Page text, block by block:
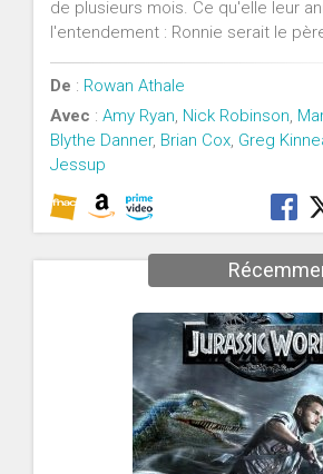
de plusieurs mois. Ce qu'elle leur
l'entendement : Ronnie serait le
De : Rowan Athale
Avec : Amy Ryan, Nick Robinson,
Blythe Danner, Brian Cox, Greg
Jessup